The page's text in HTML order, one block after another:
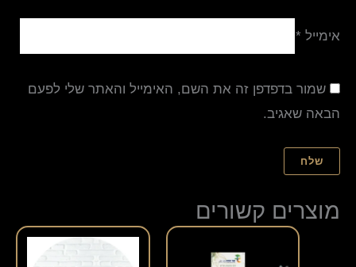
אימייל *
שמור בדפדפן זה את השם, האימייל והאתר שלי לפעם
הבאה שאגיב.
מוצרים קשורים